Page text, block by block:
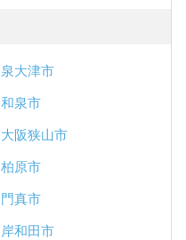
泉大津市
和泉市
大阪狭山市
柏原市
門真市
岸和田市